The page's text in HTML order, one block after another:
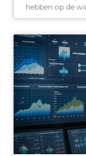
hebben op de